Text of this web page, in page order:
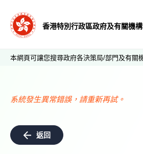
香港特別行政區政府及有關機
本網頁可讓您搜尋政府各決策局/部門及有關
系統發生異常錯誤，請重新再試。
返回